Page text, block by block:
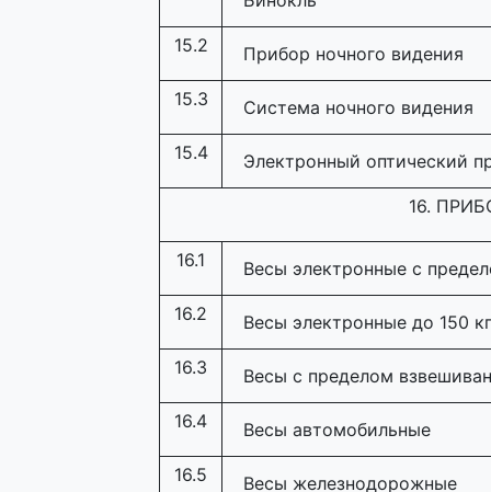
15.2 Прибор ночного видения
15.3 Система ночного видения
15.4 Электронный оптический
16.
16.1 Весы электронные с
16.2 Весы электронные до 150 кг
16.3 Весы с пределом
16.4 Весы автомобильные
16.5 Весы железнодорожные